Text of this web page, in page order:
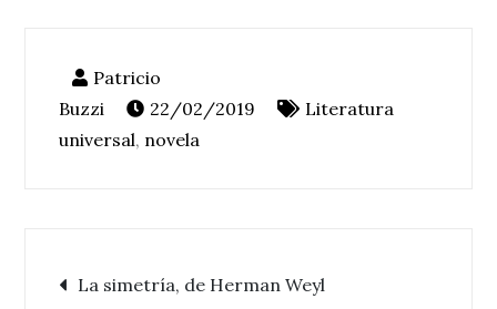
22/02/2019
Literatura
universal, novela
La simetría, de Herman Weyl